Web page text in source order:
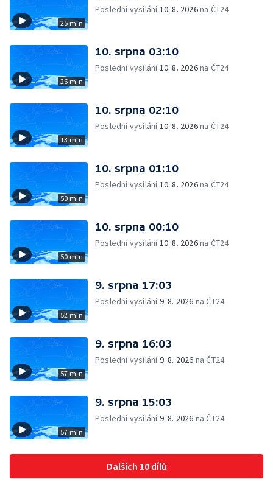
25 min
Poslední vysílání10. 8. 2026na ČT24
26 min
10. srpna 03:10
Poslední vysílání10. 8. 2026na ČT24
13 min
10. srpna 02:10
Poslední vysílání10. 8. 2026na ČT24
50 min
10. srpna 01:10
Poslední vysílání10. 8. 2026na ČT24
50 min
10. srpna 00:10
Poslední vysílání10. 8. 2026na ČT24
52 min
9. srpna 17:03
Poslední vysílání9. 8. 2026 na ČT24
57 min
9. srpna 16:03
Poslední vysílání9. 8. 2026 na ČT24
57 min
9. srpna 15:03
Poslední vysílání9. 8. 2026 na ČT24
Dalších 10 dílů